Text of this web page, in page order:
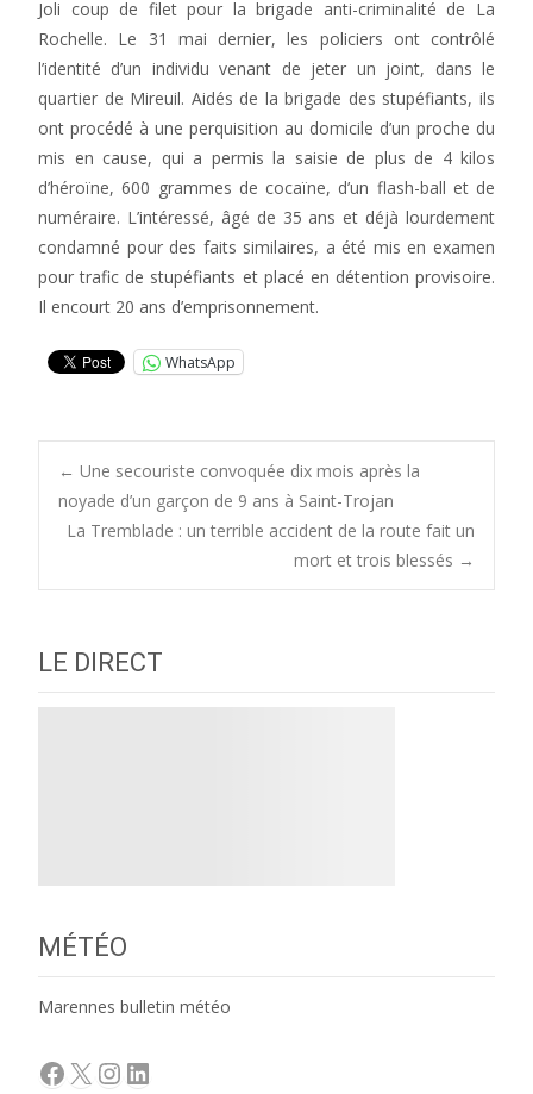
Joli coup de filet pour la brigade anti-criminalité de La
Rochelle. Le 31 mai dernier, les policiers ont contrôlé
l’identité d’un individu venant de jeter un joint, dans le
quartier de Mireuil. Aidés de la brigade des stupéfiants, ils
ont procédé à une perquisition au domicile d’un proche du
mis en cause, qui a permis la saisie de plus de 4 kilos
d’héroïne, 600 grammes de cocaïne, d’un flash-ball et de
numéraire. L’intéressé, âgé de 35 ans et déjà lourdement
condamné pour des faits similaires, a été mis en examen
pour trafic de stupéfiants et placé en détention provisoire.
Il encourt 20 ans d’emprisonnement.
WhatsApp
Post
navigation
← Une secouriste convoquée dix mois après la
noyade d’un garçon de 9 ans à Saint-Trojan
La Tremblade : un terrible accident de la route fait un
mort et trois blessés →
LE DIRECT
MÉTÉO
Marennes bulletin météo
Facebook
X Instagram
LinkedIn